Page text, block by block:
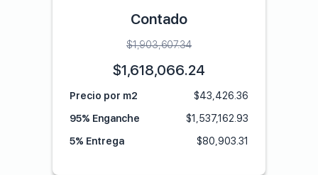
Contado
$1,903,607.34
$1,618,066.24
Precio por m2 $43,426.36
95% Enganche
$1,537,162.93
5% Entrega
$80,903.31